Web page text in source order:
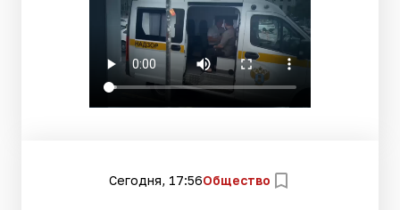
Сегодня, 17:56Общество